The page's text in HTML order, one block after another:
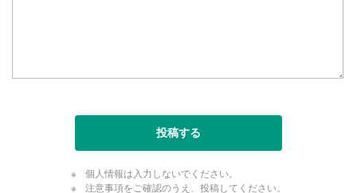
投稿する
個人情報は入力しないでください。
注意事項をご確認のうえ、投稿してください。